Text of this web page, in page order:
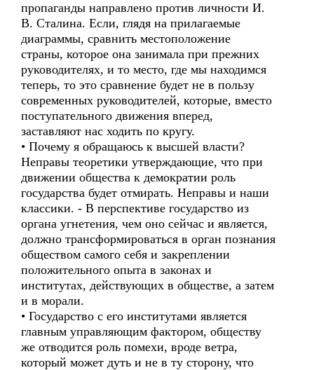
пропаганды направлено против личности И.
В. Сталина. Если, глядя на прилагаемые
диаграммы, сравнить местоположение
страны, которое она занимала при прежних
руководителях, и то место, где мы находимся
теперь, то это сравнение будет не в пользу
современных руководителей, которые, вместо
поступательного движения вперед,
заставляют нас ходить по кругу.
• Почему я обращаюсь к высшей власти?
Неправы теоретики утверждающие, что при
движении общества к демократии роль
государства будет отмирать. Неправы и наши
классики. - В перспективе государство из
органа угнетения, чем оно сейчас и является,
должно трансформироваться в орган познания
обществом самого себя и закреплении
положительного опыта в законах и
институтах, действующих в обществе, а затем
и в морали.
• Государство с его институтами является
главным управляющим фактором, обществу
же отводится роль помехи, вроде ветра,
который может дуть и не в ту сторону, что